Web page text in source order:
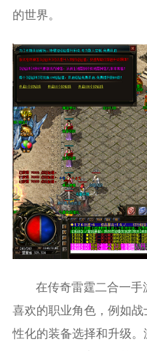
的世界。
在传奇雷霆二合一手
喜欢的职业角色，例如
性化的装备选择和升级。